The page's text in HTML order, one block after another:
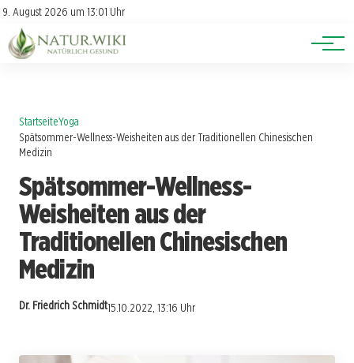
9. August 2026 um 13:01 Uhr
Account
Newsletter
Lexikon
Themen
StartseiteYoga
Spätsommer-Wellness-Weisheiten aus der Traditionellen Chinesischen
Medizin
Spätsommer-Wellness-
Weisheiten aus der
Traditionellen Chinesischen
Medizin
Dr. Friedrich Schmidt15.10.2022, 13:16 Uhr